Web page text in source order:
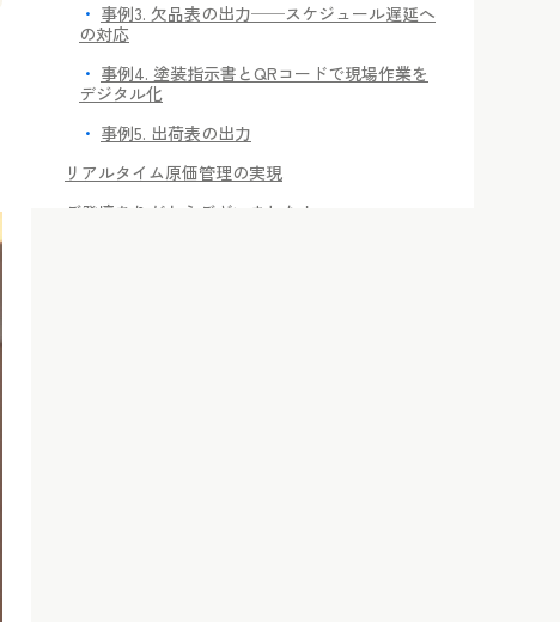
事例3. 欠品表の出力──スケジュール遅延へ
の対応
事例4. 塗装指示書とQRコードで現場作業を
デジタル化
事例5. 出荷表の出力
リアルタイム原価管理の実現
ご登壇ありがとうございました！